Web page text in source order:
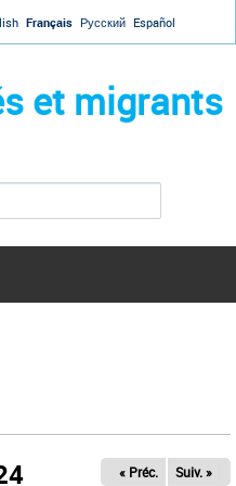
Français Русский Español
et migrants
« Préc. Suiv. »